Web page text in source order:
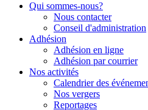
Qui sommes-nous?
Nous contacter
Conseil d'administration
Adhésion
Adhésion en ligne
Adhésion par courrier
Nos activités
Calendrier des
Nos vergers
Reportages